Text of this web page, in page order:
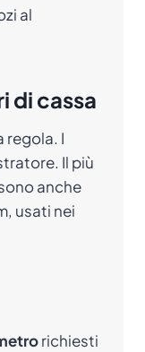
al
di cassa
regola. I
Il più
anche
usati nei
richiesti